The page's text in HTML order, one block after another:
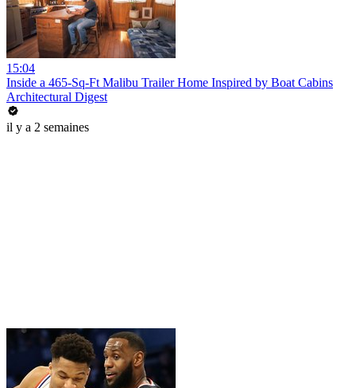
15:04
Inside a 465-Sq-Ft Malibu Trailer Home Inspired by Boat Cabins
Architectural Digest
il y a 2 semaines